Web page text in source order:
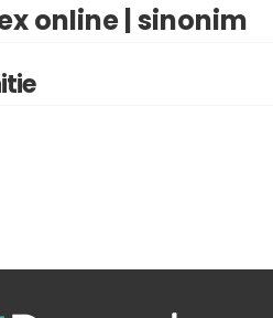
online | sinonim